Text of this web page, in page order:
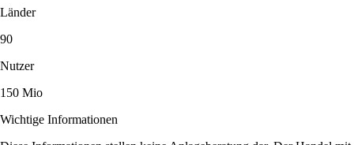
Länder
90
Nutzer
150 Mio
Wichtige Informationen